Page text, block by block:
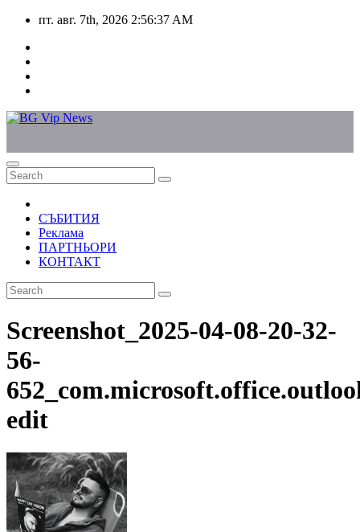
Skip
content
пт. авг. 7th, 2026 2:56:37 AM
СЪБИТИЯ
Реклама
ПАРТНЬОРИ
КОНТАКТ
Screenshot_2025-04-08-20-32-
56-
edit